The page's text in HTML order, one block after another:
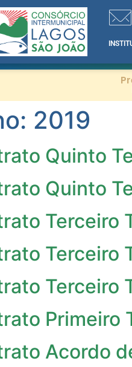
2019
Quinto
Quinto
Terceiro
Terceiro
Terceiro
Primeiro
Acordo